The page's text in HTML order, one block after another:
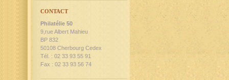
CONTACT
Philatélie 50
9,rue Albert Mahieu
BP 832
50108 Cherbourg Cedex
Tél. : 02 33 93 55 91
Fax : 02 33 93 56 74